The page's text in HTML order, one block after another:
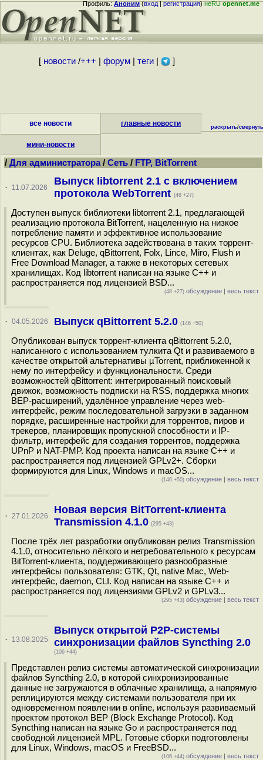
Профиль:Аноним(вход|регистрация)неRUopennet.me
[ новости/+++ форум| теги| ]
все новости главные новости
мини-новости
раскрыть/свернуть
/ Для администратора/ Сеть / FTP, BitTorrent
· 11.07.2026
Выпуск libtorrent 2.1 с включением
протокола WebTorrent (48 +27)
Доступен выпуск библиотеки libtorrent 2.1, предлагающей
реализацию протокола BitTorrent, нацеленную на низкое
потребление памяти и эффективное использование
ресурсов CPU. Библиотека задействована в таких торрент-
клиентах, как Deluge, qBittorrent, Folx, Lince, Miro, Flush и
Free Download Manager, а также в некоторых сетевых
хранилищах. Код libtorrent написан на языке C++ и
распространяется под лицензией BSD...
(48 +27) обсуждение | весь текст
· 04.05.2026 Выпуск qBittorrent 5.2.0 (146 +50)
Опубликован выпуск торрент-клиента qBittorrent 5.2.0,
написанного с использованием тулкита Qt и развиваемого в
качестве открытой альтернативы µTorrent, приближенной к
нему по интерфейсу и функциональности. Среди
возможностей qBittorrent: интегрированный поисковый
движок, возможность подписки на RSS, поддержка многих
BEP-расширений, удалённое управление через web-
интерфейс, режим последовательной загрузки в заданном
порядке, расширенные настройки для торрентов, пиров и
трекеров, планировщик пропускной способности и IP-
фильтр, интерфейс для создания торрентов, поддержка
UPnP и NAT-PMP. Код проекта написан на языке С++ и
распространяется под лицензией GPLv2+. Сборки
формируются для Linux, Windows и macOS...
(146 +50) обсуждение | весь текст
· 27.01.2026
Новая версия BitTorrent-клиента
Transmission 4.1.0 (295 +43)
После трёх лет разработки опубликован релиз Transmission
4.1.0, относительно лёгкого и нетребовательного к ресурсам
BitTorrent-клиента, поддерживающего разнообразные
интерфейсы пользователя: GTK, Qt, native Mac, Web-
интерфейс, daemon, CLI. Код написан на языке С++ и
распространяется под лицензиями GPLv2 и GPLv3...
(295 +43) обсуждение | весь текст
· 13.08.2025
Выпуск открытой P2P-системы
синхронизации файлов Syncthing 2.0
(106 +44)
Представлен релиз системы автоматической синхронизации
файлов Syncthing 2.0, в которой синхронизированные
данные не загружаются в облачные хранилища, а напрямую
реплицируются между системами пользователя при их
одновременном появлении в online, используя развиваемый
проектом протокол BEP (Block Exchange Protocol). Код
Syncthing написан на языке Go и распространяется под
свободной лицензией MPL. Готовые сборки подготовлены
для Linux, Windows, macOS и FreeBSD...
(106 +44) обсуждение | весь текст